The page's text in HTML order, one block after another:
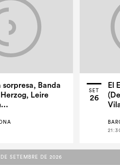
sorpresa, Banda
Herzog, Leire
SET
26
El
SETEMBRE DE 2026
SETEMBRE DE 2026